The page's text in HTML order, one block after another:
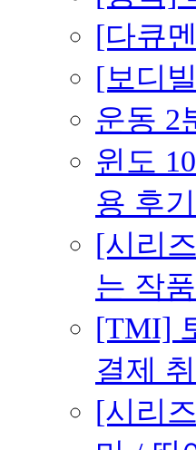
[다큐
[보디
운동 2
윈도
용 후
[시리
는 작품
[TMI]
결제
[시리